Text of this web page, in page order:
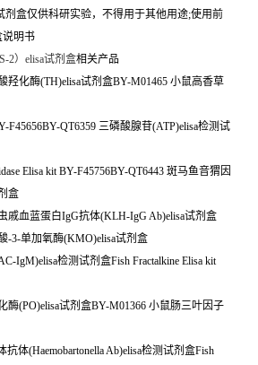
剂盒仅供科研实验，不得用于其他用途;使用前
说明书
2）elisa试剂盒相关产品
羟化酶(TH)elisa试剂盒BY-M01465 小鼠高香草
F45656BY-QT6359 三磷酸腺苷(ATP)elisa检测试
Elisa kit BY-F45756BY-QT6443 斑马鱼音猬因
盒
戚血蓝蛋白IgG抗体(KLH-IgG Ab)elisa试剂盒
-3-单加氧酶(KMO)elisa试剂盒
IgM)elisa检测试剂盒Fish Fractalkine Elisa kit
酶(PO)elisa试剂盒BY-M01366 小鼠肠三叶因子
体(Haemobartonella Ab)elisa检测试剂盒Fish